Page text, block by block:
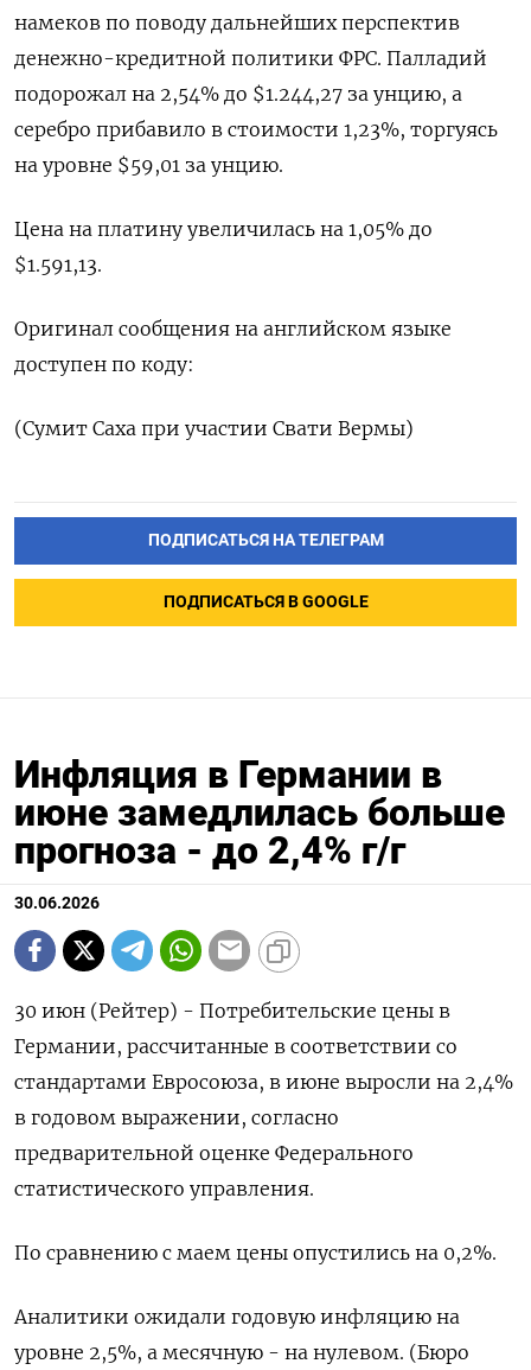
намеков по поводу дальнейших перспектив
денежно-кредитной политики ФРС. Палладий
подорожал ‌на 2,54% до $1.244,27 за унцию, а
серебро прибавило в стоимости ‌1,23%, торгуясь
на уровне $59,01 за унцию.
Цена на платину увеличилась на ​1,05% до
$1.591,13.
Оригинал сообщения на английском языке
доступен по ‌коду:
(Сумит Саха при участии Свати Вермы)
ПОДПИСАТЬСЯ НА ТЕЛЕГРАМ
ПОДПИСАТЬСЯ В GOOGLE
Инфляция в Германии в
июне замедлилась больше
прогноза - до 2,4% г/г
30.06.2026
30 июн (Рейтер) - Потребительские цены ‌в
Германии, рассчитанные ​в соответствии ​со ​
стандартами ⁠Евросоюза, ‌в июне выросли ‌на 2,4%
​в ‌годовом выражении, ​согласно
‌предварительной оценке Федерального
статистического управления.
По ​сравнению ​с ‌маем ​цены опустились на 0,2%.
Аналитики ожидали годовую инфляцию ​на
⁠уровне 2,5%, ‌а месячную - ‌на нулевом. (Бюро ​